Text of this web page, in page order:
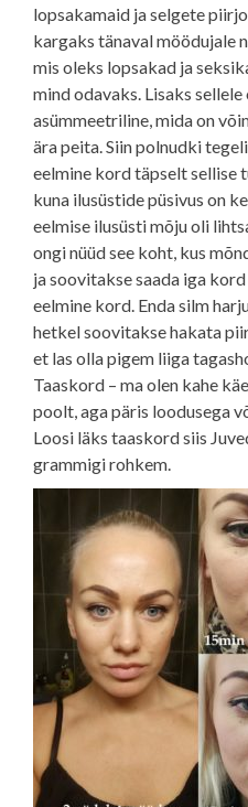
lopsakamaid ja selgete
kargaks tänaval möödujale
mis oleks lopsakad ja
mind odavaks. Lisaks
asümmeetriline, mida on
ära peita. Siin polnudki
eelmine kord täpselt sellise
kuna ilusüstide püsivus on
eelmise ilusüsti mõju oli
ongi nüüd see koht, kus
ja soovitakse saada iga
eelmine kord. Enda silm
hetkel soovitakse hakata
et las olla pigem liiga
Taaskord – ma olen kahe
poolt, aga päris loodusega
Loosi läks taaskord siis
grammigi rohkem.